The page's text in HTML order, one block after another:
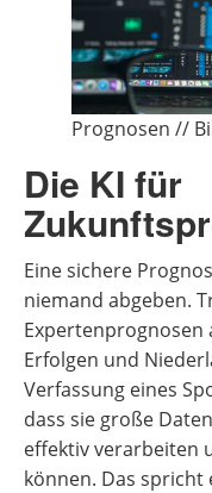
Prognosen //
Die KI für
Eine sichere
niemand abgeben.
Expertenprognosen
Erfolgen und
Verfassung eines
dass sie große
effektiv verarbeiten
können. Das spricht